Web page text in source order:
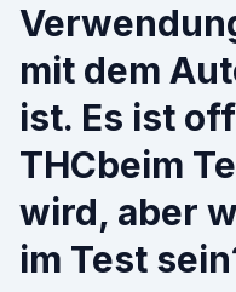
mit dem
ist. Es ist
THCbeim
wird, aber
im Test